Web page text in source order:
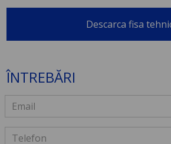
Descarca fisa
ÎNTREBĂRI